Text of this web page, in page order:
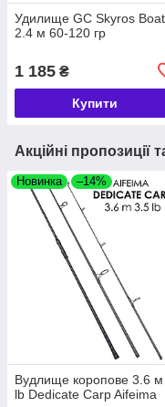
Удилище GC Skyros Boat
2.4 м 60-120 гр
1 185 ₴
Купити
Акційні пропозиції
Новинка –14%
Вудлище коропове 3.6
lb Dedicate Carp Aifeima